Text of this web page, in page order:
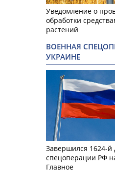
Уведомление о
обработки
растений
ВОЕННАЯ
УКРАИНЕ
Завершился 1624-й
спецоперации РФ
Главное